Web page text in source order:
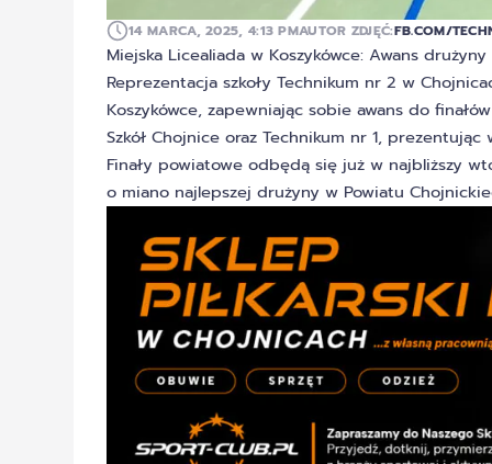
14 MARCA, 2025, 4:13 PMAUTOR ZDJĘĆ:FB.COM/
Miejska Licealiada w Koszykówce: Awans
Reprezentacja szkoły Technikum nr 2 w
Koszykówce, zapewniając sobie awans do
Szkół Chojnice oraz Technikum nr 1,
Finały powiatowe odbędą się już w najbliższy
o miano najlepszej drużyny w Powiatu